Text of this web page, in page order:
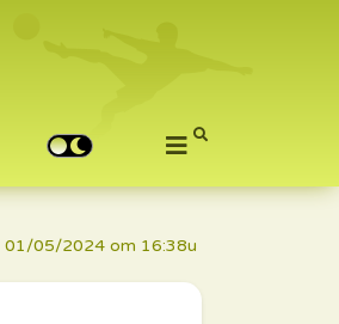
01/05/2024 om 16:38u